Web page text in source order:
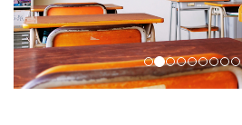
o
u
s